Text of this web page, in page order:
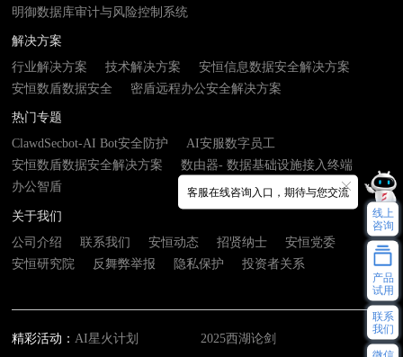
明御数据库审计与风险控制系统
解决方案
行业解决方案
技术解决方案
安恒信息数据安全解决方案
安恒数盾数据安全
密盾远程办公安全解决方案
热门专题
ClawdSecbot-AI Bot安全防护
AI安服数字员工
安恒数盾数据安全解决方案
数由器- 数据基础设施接入终端
办公智盾
关于我们
公司介绍
联系我们 安恒动态 招贤纳士
安恒党委
安恒研究院
反舞弊举报 隐私保护 投资者关系
精彩活动：AI星火计划 2025西湖论剑
客服在线咨询入口，期待与您交流
线上
咨询
产品
试用
联系
我们